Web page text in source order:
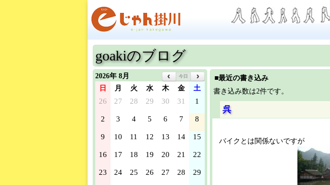
goakiのブログ
2026年 8月 今日
日 月 火 水 木 金 土
26 27 28 29 30 31 1
2 3 4 5 6 7 8
9 10 11 12 13 14 15
16 17 18 19 20 21 22
23 24 25 26 27 28 29
■最近の書き込み
書き込み数は2件です。
呉
バイクとは関係ないですが